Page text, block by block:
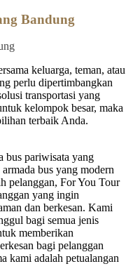
Bandung
keluarga, teman, atau
perlu dipertimbangkan
transportasi yang
kelompok besar, maka
terbaik Anda.
bus pariwisata yang
bus yang modern
pelanggan, For You Tour
yang ingin
dan berkesan. Kami
bagi semua jenis
memberikan
bagi pelanggan
kami adalah petualangan